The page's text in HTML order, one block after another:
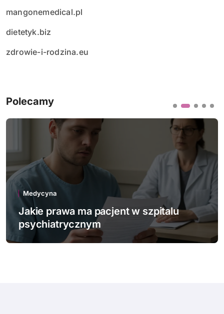
mangonemedical.pl
dietetyk.biz
zdrowie-i-rodzina.eu
Polecamy
Medycyna
Jakie innowacje technologiczne
wspierają polską medycynę